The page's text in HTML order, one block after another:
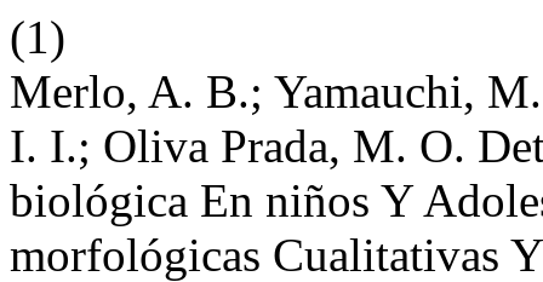
(1)
Merlo, A. B.; Yamauchi,
I. I.; Oliva Prada, M. O.
biológica En niños Y
morfológicas Cualitativas